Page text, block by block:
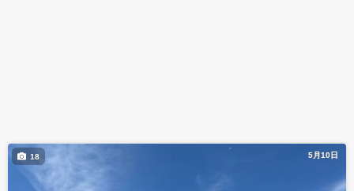
5月10日
18